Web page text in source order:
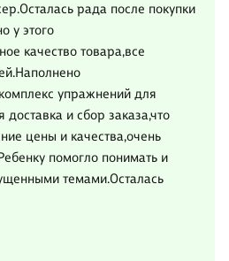
рада после покупки
у этого
качество товара,все
упражнений для
доставка и сбор заказа,что
цены и качества,очень
помогло понимать и
темами.Осталась